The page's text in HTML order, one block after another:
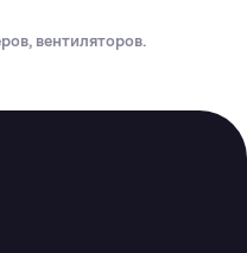
вентиляторов.